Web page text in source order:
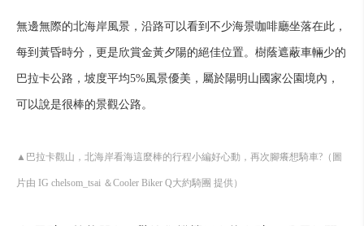
無邊無際的北海岸風景，沿路可以看到不少海景咖啡廳坐落在此，
每到黃昏時分，更是欣賞金黃夕陽的絕佳位置。樹蔭遮蔽車輛少的
巴拉卡公路，坡度平均5%風景優美，屬於陽明山國家公園境內，
可以說是很棒的景觀公路。
▲巴拉卡觀山，北海岸看海這麼棒的行程小編好心動，再次腳癢想騎車?（圖
片由 IG chelsom_tsai ＆Cooler Biker Q大約騎團 提供）